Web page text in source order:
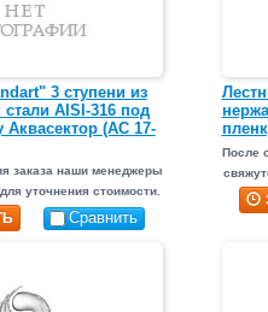
3 ступени из
AISI-316 под
Аквасектор (АС 17-
заказа наши менеджеры
уточнения стоимости.
Сравнить
После